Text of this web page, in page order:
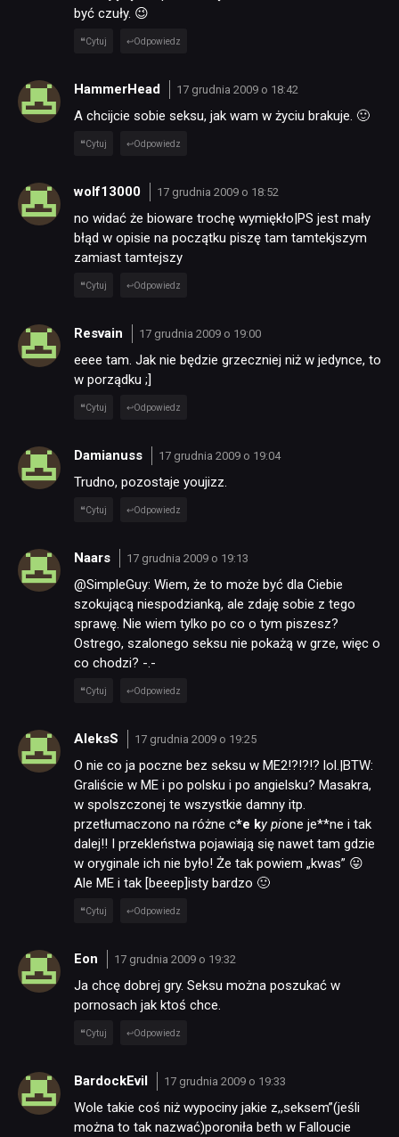
RECENZJE
PUBLICYSTYKA
KULTURA
RETRO
TECHNOLOGIE
JUŻ GRALIŚMY
być czuły. 😉
Cytuj Odpowiedz
HammerHead 17 grudnia 2009 o 18:42
A chcijcie sobie seksu, jak wam w życiu brakuje. 🙂
Cytuj Odpowiedz
wolf13000 17 grudnia 2009 o 18:52
no widać że bioware trochę wymiękło|PS jest mały
błąd w opisie na początku piszę tam tamtekjszym
zamiast tamtejszy
Cytuj Odpowiedz
Resvain 17 grudnia 2009 o 19:00
eeee tam. Jak nie będzie grzeczniej niż w jedynce, to
w porządku ;]
Cytuj Odpowiedz
Damianuss 17 grudnia 2009 o 19:04
Trudno, pozostaje youjizz.
Cytuj Odpowiedz
Naars 17 grudnia 2009 o 19:13
@SimpleGuy: Wiem, że to może być dla Ciebie
szokującą niespodzianką, ale zdaję sobie z tego
sprawę. Nie wiem tylko po co o tym piszesz?
Ostrego, szalonego seksu nie pokażą w grze, więc o
co chodzi? -.-
Cytuj Odpowiedz
AleksS 17 grudnia 2009 o 19:25
O nie co ja poczne bez seksu w ME2!?!?!? lol.|BTW:
Graliście w ME i po polsku i po angielsku? Masakra,
w spolszczonej te wszystkie damny itp.
przetłumaczono na różne c*e ky pione je**ne i tak
dalej!! I przekleństwa pojawiają się nawet tam gdzie
w oryginale ich nie było! Że tak powiem „kwas” 😛
Ale ME i tak [beeep]isty bardzo 🙂
Cytuj Odpowiedz
Eon 17 grudnia 2009 o 19:32
Ja chcę dobrej gry. Seksu można poszukać w
pornosach jak ktoś chce.
Cytuj Odpowiedz
BardockEvil 17 grudnia 2009 o 19:33
Wole takie coś niż wypociny jakie z,,seksem”(jeśli
można to tak nazwać)poroniła beth w Falloucie